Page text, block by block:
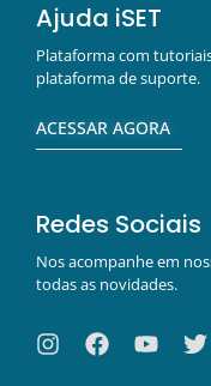
Ajuda iSET
Plataforma com
plataforma de suporte.
ACESSAR AGORA
Redes Sociais
Nos acompanhe em
todas as novidades.